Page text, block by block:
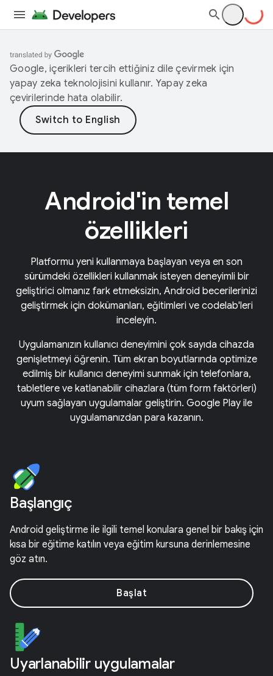
Google, içerikleri tercih ettiğiniz dile çevirmek için
yapay zeka teknolojisini kullanır. Yapay zeka
çevirilerinde hata olabilir.
Android'in temel
özellikleri
Platformu yeni kullanmaya başlayan veya en son
sürümdeki özellikleri kullanmak isteyen deneyimli bir
geliştirici olmanız fark etmeksizin, Android becerilerinizi
geliştirmek için dokümanları, eğitimleri ve codelab'leri
inceleyin.
Uygulamanızın kullanıcı deneyimini çok sayıda cihazda
genişletmeyi öğrenin. Tüm ekran boyutlarında optimize
edilmiş bir kullanıcı deneyimi sunmak için telefonlara,
tabletlere ve katlanabilir cihazlara (tüm form faktörleri)
uyum sağlayan uygulamalar geliştirin. Google Play ile
uygulamanızdan para kazanın.
Başlangıç
Android geliştirme ile ilgili temel konulara genel bir bakış için
kısa bir eğitime katılın veya eğitim kursuna derinlemesine
göz atın.
Başlat
Uyarlanabilir uygulamalar